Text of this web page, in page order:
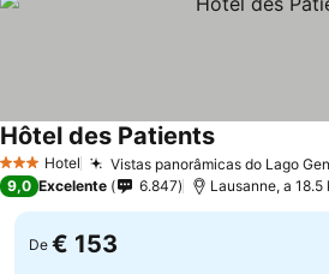
3 EstrelasHotel Vistas panorâmicas do Lago
Hôtel des Patients
9,0 Excelente 6.847 Lausanne, a
De € 153